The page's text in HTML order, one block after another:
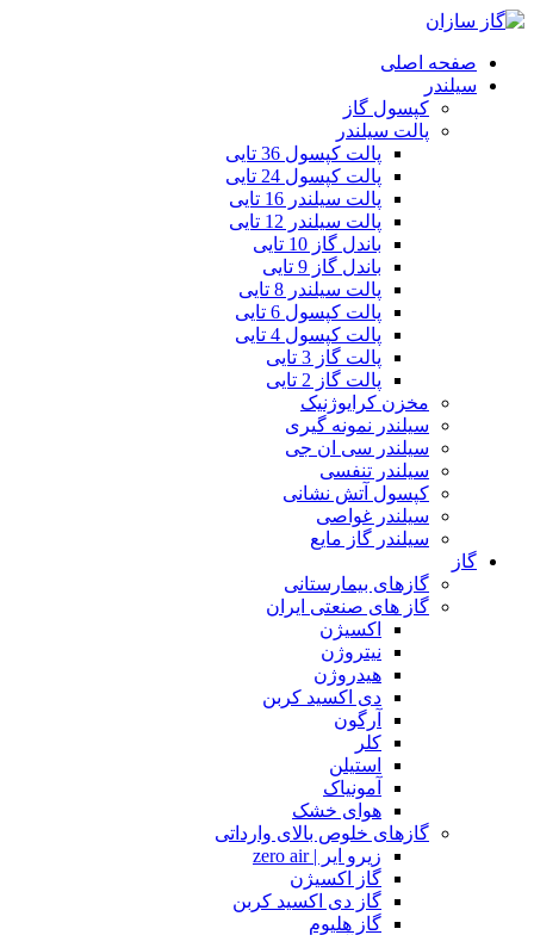
صفحه اصلی
سیلندر
کپسول گاز
پالت سیلندر
پالت کپسول 36 تایی
پالت کپسول 24 تایی
پالت سیلندر 16 تایی
پالت سیلندر 12 تایی
باندل گاز 10 تایی
باندل گاز 9 تایی
پالت سیلندر 8 تایی
پالت کپسول 6 تایی
پالت کپسول 4 تایی
پالت گاز 3 تایی
پالت گاز 2 تایی
مخزن کرایوژنیک
سیلندر نمونه گیری
سیلندر سی ان جی
سیلندر تنفسی
کپسول آتش نشانی
سیلندر غواصی
سیلندر گاز مایع
گاز
گازهای بیمارستانی
گاز های صنعتی ایران
اکسیژن
نیتروژن
هیدروژن
دی اکسید کربن
آرگون
کلر
استیلن
آمونیاک
هوای خشک
گازهای خلوص بالای وارداتی
زیرو ایر | zero air
گاز اکسیژن
گاز دی اکسید کربن
گاز هلیوم